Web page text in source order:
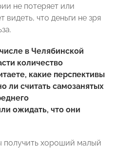
не потеряет или
видеть, что деньги не зря
в Челябинской
количество
какие перспективы
ли считать самозанятых
ожидать, что они
получить хороший малый